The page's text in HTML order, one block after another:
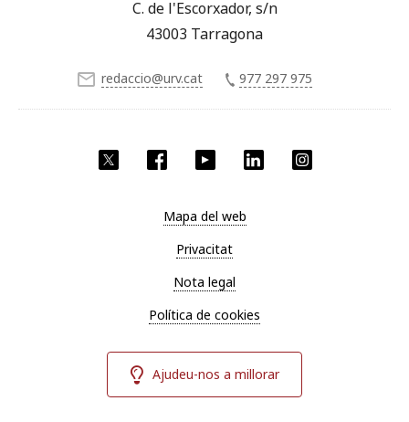
Facebook YouTube LinkedIn
C. de l'Escorxador, s/n
43003 Tarragona
redaccio@urv.cat 977 297 975
Mapa del web
Privacitat
Nota legal
Política de cookies
Ajudeu-nos a millorar